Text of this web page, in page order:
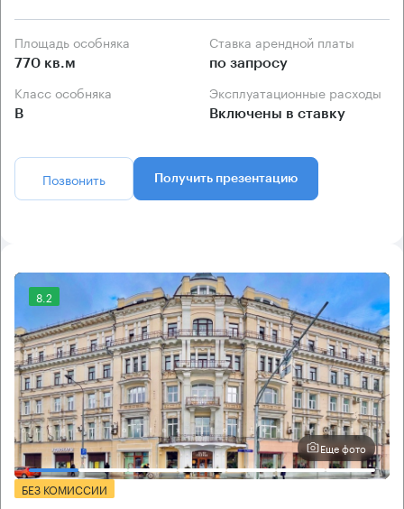
Площадь особняка
770 кв.м
Ставка арендной платы
по запросу
Класс особняка
B
Эксплуатационные расходы
Включены в ставку
Позвонить Получить презентацию
8.2
Еще фото
БЕЗ КОМИССИИ